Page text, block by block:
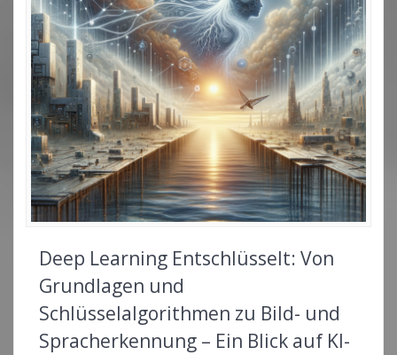
Deep Learning Entschlüsselt: Von
Grundlagen und
Schlüsselalgorithmen zu Bild- und
Spracherkennung – Ein Blick auf KI-